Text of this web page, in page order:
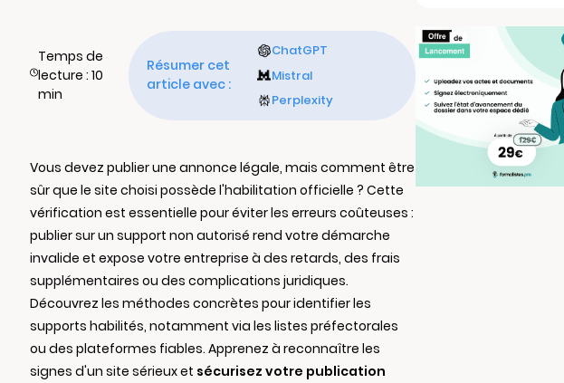
Temps de
lecture : 10
min
Résumer cet
article avec :
ChatGPT
Mistral
Perplexity
Vous devez publier une annonce légale, mais comment être
sûr que le site choisi possède l'habilitation officielle ? Cette
vérification est essentielle pour éviter les erreurs coûteuses :
publier sur un support non autorisé rend votre démarche
invalide et expose votre entreprise à des retards, des frais
supplémentaires ou des complications juridiques.
Découvrez les méthodes concrètes pour identifier les
supports habilités, notamment via les listes préfectorales
ou des plateformes fiables. Apprenez à reconnaître les
signes d'un site sérieux et sécurisez votre publication